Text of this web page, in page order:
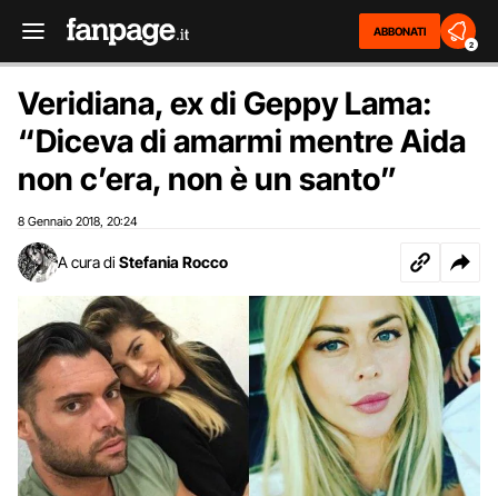
ABBONATI
2
Veridiana, ex di Geppy Lama:
“Diceva di amarmi mentre Aida
non c’era, non è un santo”
8 Gennaio 2018 20:24
A cura di Stefania Rocco